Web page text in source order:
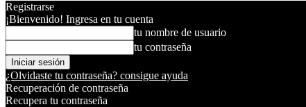
Registrarse
¡Bienvenido! Ingresa en tu cuenta
tu nombre de usuario
tu contraseña
¿Olvidaste tu contraseña? consigue ayuda
Recuperación de contraseña
Recupera tu contraseña